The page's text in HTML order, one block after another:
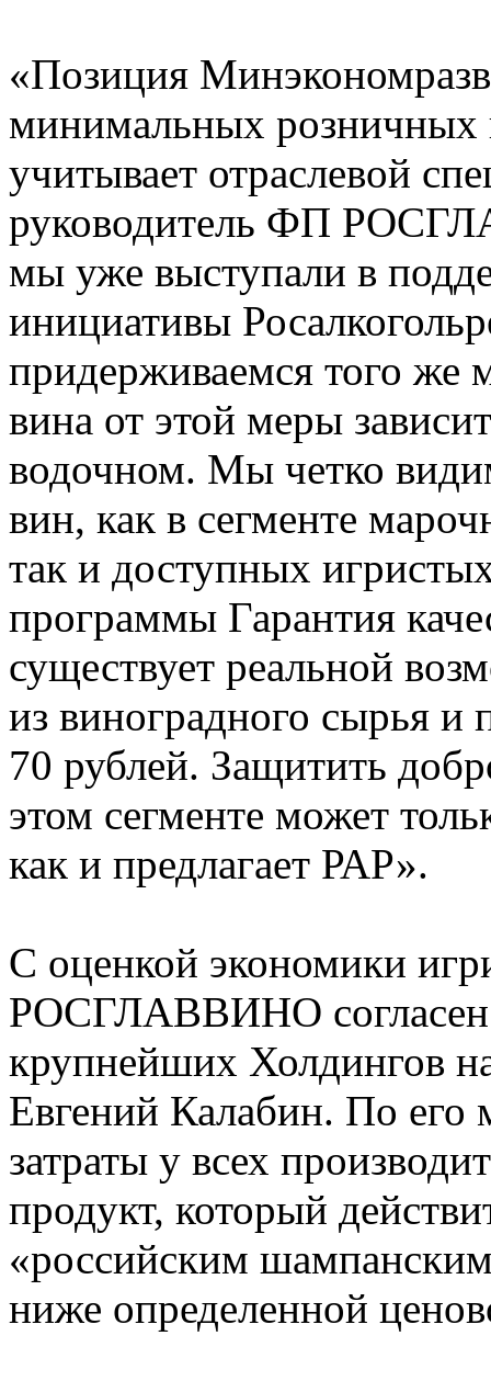
«Позиция
минимальных розничных
учитывает отраслевой
руководитель ФП
мы уже выступали в
инициативы
придерживаемся того же
вина от этой меры
водочном. Мы четко
вин, как в сегменте
так и доступных
программы Гарантия
существует реальной
из виноградного сырья и
70 рублей. Защитить
этом сегменте может
как и предлагает РАР».
С оценкой экономики
РОСГЛАВВИНО согласен
крупнейших Холдингов
Евгений Калабин. По его
затраты у всех
продукт, который
«российским
ниже определенной